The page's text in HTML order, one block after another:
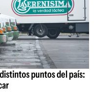
puntos del país: